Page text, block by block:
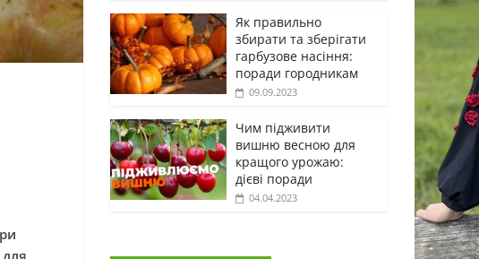
для
Як правильно
збирати та зберігати
гарбузове насіння:
поради городникам
09.09.2023
Чим підживити
вишню весною для
кращого урожаю:
дієві поради
04.04.2023